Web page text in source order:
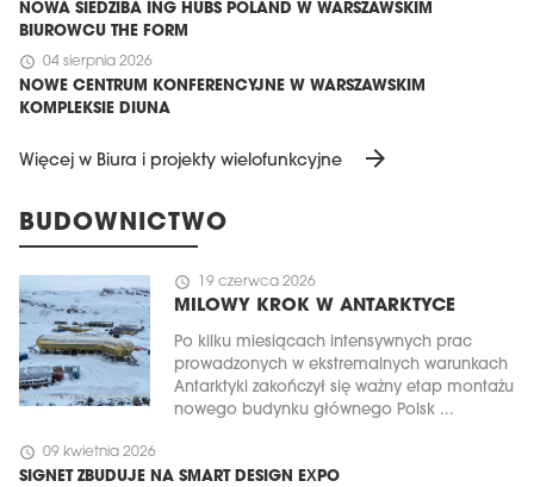
NOWA SIEDZIBA ING HUBS POLAND W WARSZAWSKIM
BIUROWCU THE FORM
schedule 04 sierpnia 2026
NOWE CENTRUM KONFERENCYJNE W WARSZAWSKIM
KOMPLEKSIE DIUNA
Więcej w Biura i projekty wielofunkcyjne arrow_forward
BUDOWNICTWO
schedule 19 czerwca 2026
MILOWY KROK W ANTARKTYCE
Po kilku miesiącach intensywnych prac
prowadzonych w ekstremalnych warunkach
Antarktyki zakończył się ważny etap montażu
nowego budynku głównego Polsk ...
schedule 09 kwietnia 2026
SIGNET ZBUDUJE NA SMART DESIGN EXPO